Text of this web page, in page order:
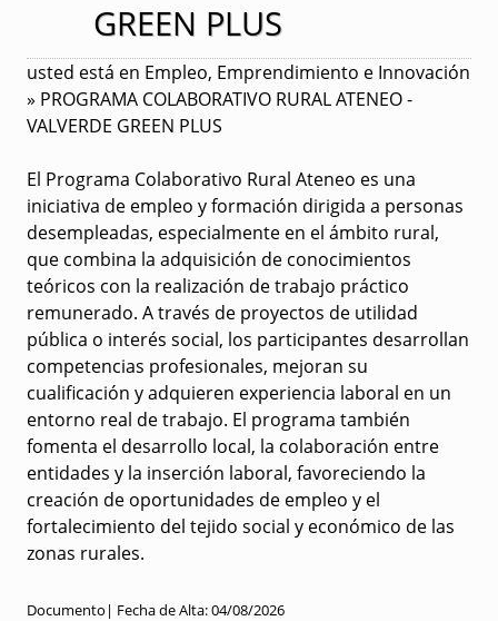
GREEN PLUS
usted está en Empleo, Emprendimiento e Innovación
» PROGRAMA COLABORATIVO RURAL ATENEO -
VALVERDE GREEN PLUS
El Programa Colaborativo Rural Ateneo es una
iniciativa de empleo y formación dirigida a personas
desempleadas, especialmente en el ámbito rural,
que combina la adquisición de conocimientos
teóricos con la realización de trabajo práctico
remunerado. A través de proyectos de utilidad
pública o interés social, los participantes desarrollan
competencias profesionales, mejoran su
cualificación y adquieren experiencia laboral en un
entorno real de trabajo. El programa también
fomenta el desarrollo local, la colaboración entre
entidades y la inserción laboral, favoreciendo la
creación de oportunidades de empleo y el
fortalecimiento del tejido social y económico de las
zonas rurales.
Documento| Fecha de Alta:04/08/2026